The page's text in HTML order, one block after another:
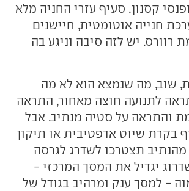
קסנון. סעיף עזרי החניה מלא
חנייה אוטומטית, חיישנים
רוורס. יש לזה סיבה וניגע בה
שוב, מה שנמצא הוא לא מה
לתנועה חוצה מאחור, התראה
והתראה על סטיה מנתיב. אבל
בקרת שיוט אדפטיבית או תיקון
תצטרכו לשדרג לגרסה
יגדיל את המסך המרכזי -
- למסך ענק ומרהיב בגודל של